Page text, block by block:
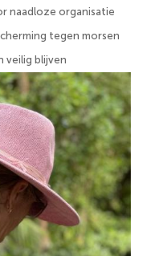
naadloze organisatie
tegen morsen
veilig blijven